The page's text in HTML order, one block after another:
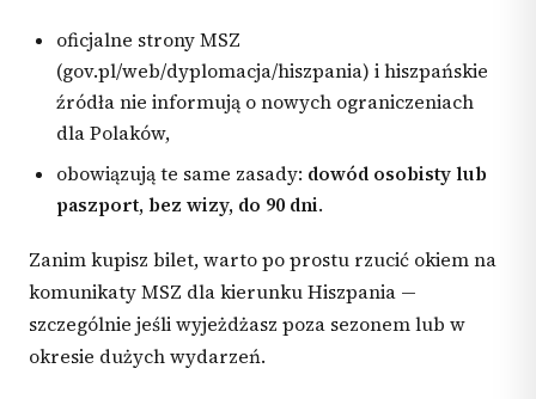
oficjalne strony MSZ
(gov.pl/web/dyplomacja/hiszpania) i hiszpańskie
źródła nie informują o nowych ograniczeniach
dla Polaków,
obowiązują te same zasady: dowód osobisty lub
paszport, bez wizy, do 90 dni.
Zanim kupisz bilet, warto po prostu rzucić okiem na
komunikaty MSZ dla kierunku Hiszpania —
szczególnie jeśli wyjeżdżasz poza sezonem lub w
okresie dużych wydarzeń.